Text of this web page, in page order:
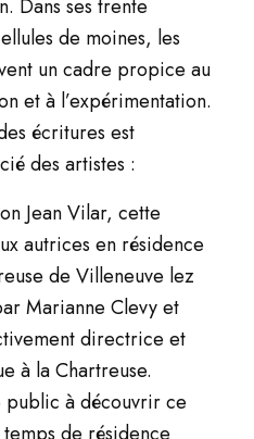
Dans ses trente
de moines, les
un cadre propice au
et à l’expérimentation.
écritures est
des artistes :
Jean Vilar, cette
autrices en résidence
de Villeneuve lez
Marianne Clevy et
directrice et
à la Chartreuse.
public à découvrir ce